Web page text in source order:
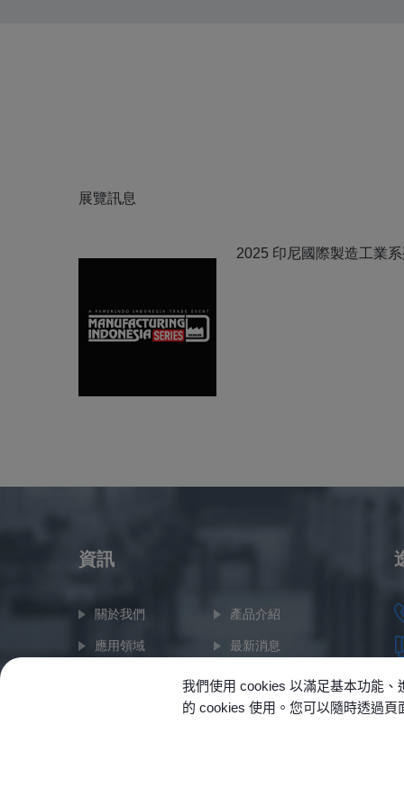
展覽訊息
2025 印尼國際製造工業
資訊
關於我們 產品介紹
應用領域 最新消息
聯絡我們
我們使用 cookies 以滿足基本功能
的 cookies 使用。您可以隨時透過